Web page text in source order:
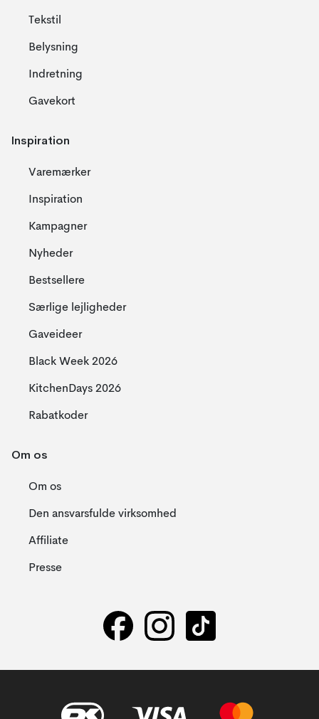
Tekstil
Belysning
Indretning
Gavekort
Inspiration
Varemærker
Inspiration
Kampagner
Nyheder
Bestsellere
Særlige lejligheder
Gaveideer
Black Week 2026
KitchenDays 2026
Rabatkoder
Om os
Om os
Den ansvarsfulde virksomhed
Affiliate
Presse